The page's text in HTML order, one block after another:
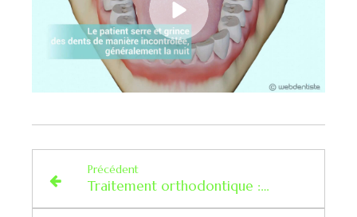
Précédent
Traitement orthodontique : les règles du succès